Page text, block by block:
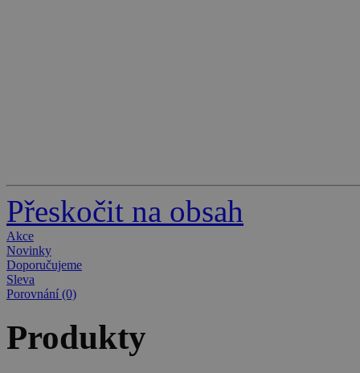
Přeskočit na obsah
Akce
Novinky
Doporučujeme
Sleva
Porovnání (0)
Produkty